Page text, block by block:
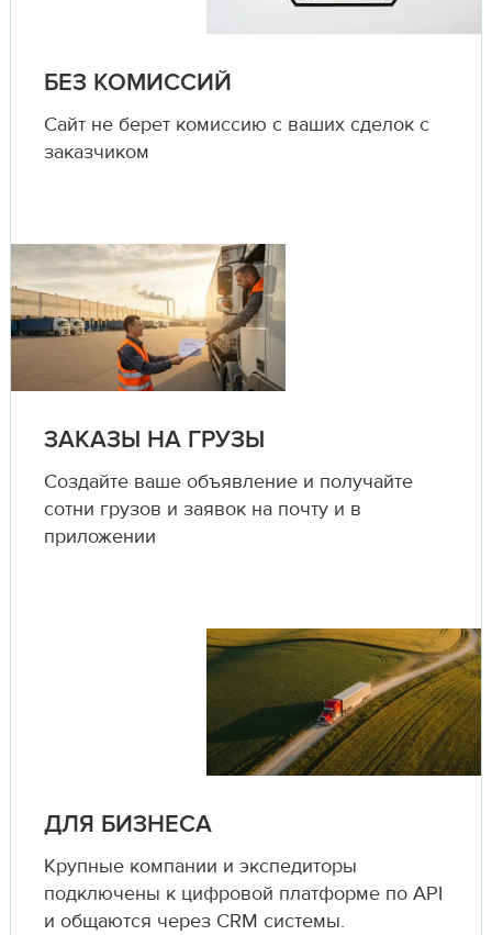
БЕЗ КОМИССИЙ
Сайт не берет комиссию с ваших сделок с
заказчиком
ЗАКАЗЫ НА ГРУЗЫ
Создайте ваше объявление и получайте
сотни грузов и заявок на почту и в
приложении
ДЛЯ БИЗНЕСА
Крупные компании и экспедиторы
подключены к цифровой платформе по API
и общаются через CRM системы.